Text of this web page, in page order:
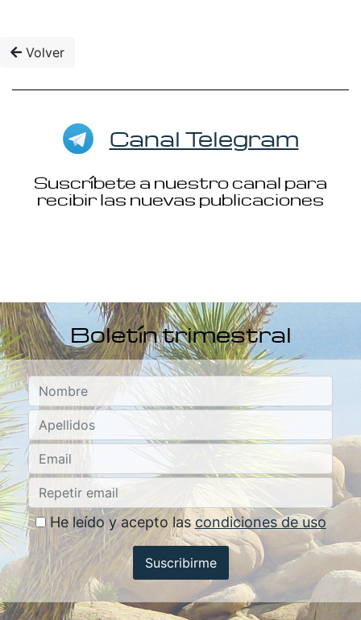
Volver
Canal Telegram
Suscríbete a nuestro canal para
recibir las nuevas publicaciones
Boletín trimestral
He leído y acepto las condiciones de uso
Suscribirme